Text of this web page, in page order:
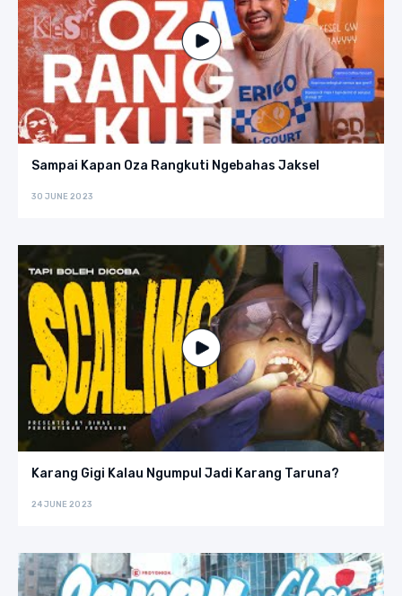
Sampai Kapan Oza Rangkuti Ngebahas Jaksel
30 JUNE 2023
Karang Gigi Kalau Ngumpul Jadi Karang Taruna?
24 JUNE 2023